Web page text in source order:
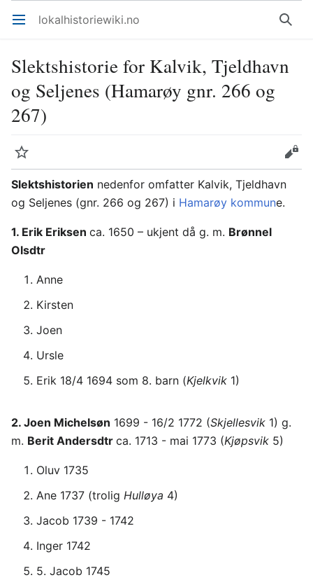
Åpne hovedmenyen lokalhistoriewiki.no Søk
Slektshistorie for Kalvik, Tjeldhavn
og Seljenes (Hamarøy gnr. 266 og
267)
Overvåk
Rediger
Slektshistorien nedenfor omfatter Kalvik, Tjeldhavn
og Seljenes (gnr. 266 og 267) i Hamarøy kommune.
1. Erik Eriksen ca. 1650 – ukjent då g. m. Brønnel
Olsdtr
Anne
Kirsten
Joen
Ursle
Erik 18/4 1694 som 8. barn (Kjelkvik 1)
2. Joen Michelsøn 1699 - 16/2 1772 (Skjellesvik 1) g.
m. Berit Andersdtr ca. 1713 - mai 1773 (Kjøpsvik 5)
Oluv 1735
Ane 1737 (trolig Hulløya 4)
Jacob 1739 - 1742
Inger 1742
5. Jacob 1745